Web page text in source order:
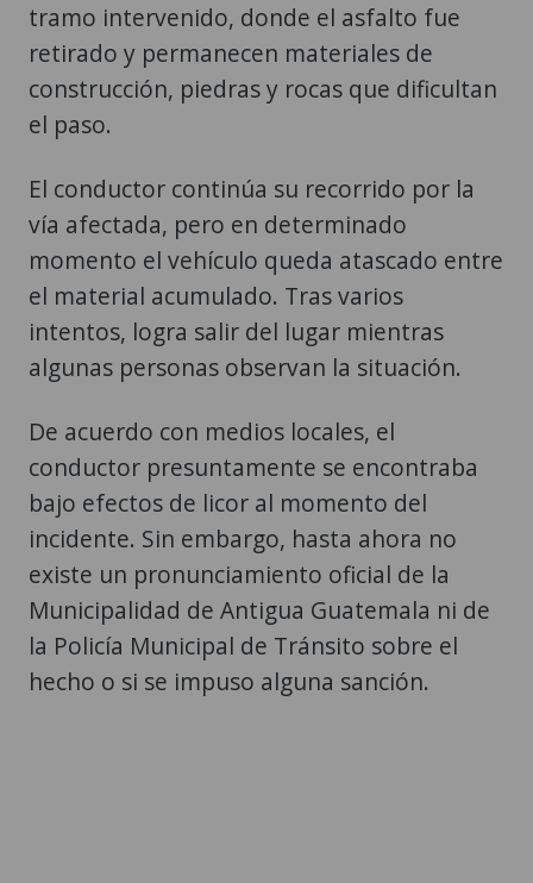
tramo intervenido, donde el asfalto fue
retirado y permanecen materiales de
construcción, piedras y rocas que dificultan
el paso.
El conductor continúa su recorrido por la
vía afectada, pero en determinado
momento el vehículo queda atascado entre
el material acumulado. Tras varios
intentos, logra salir del lugar mientras
algunas personas observan la situación.
De acuerdo con medios locales, el
conductor presuntamente se encontraba
bajo efectos de licor al momento del
incidente. Sin embargo, hasta ahora no
existe un pronunciamiento oficial de la
Municipalidad de Antigua Guatemala ni de
la Policía Municipal de Tránsito sobre el
hecho o si se impuso alguna sanción.